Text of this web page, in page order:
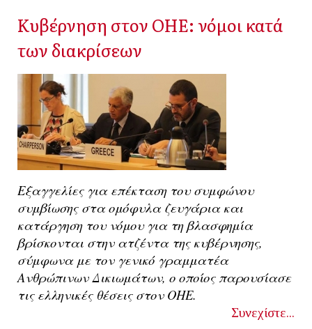
Κυβέρνηση στον ΟΗΕ: νόμοι κατά
των διακρίσεων
Εξαγγελίες για επέκταση του συμφώνου
συμβίωσης στα ομόφυλα ζευγάρια και
κατάργηση του νόμου για τη βλασφημία
βρίσκονται στην ατζέντα της κυβέρνησης,
σύμφωνα με τον γενικό γραμματέα
Ανθρώπινων Δικιωμάτων, ο οποίος παρουσίασε
τις ελληνικές θέσεις στον ΟΗΕ.
Συνεχίστε...